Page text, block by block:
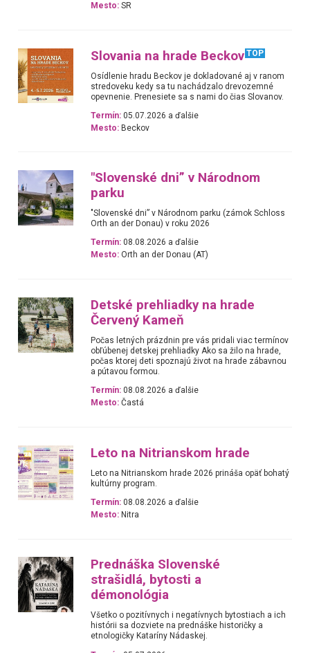
Mesto: SR
Slovania na hrade Beckov TOP
Osídlenie hradu Beckov je dokladované aj v ranom
stredoveku kedy sa tu nachádzalo drevozemné
opevnenie. Prenesiete sa s nami do čias Slovanov.
Termín: 05.07.2026 a ďalšie
Mesto: Beckov
"Slovenské dni” v Národnom
parku
"Slovenské dni” v Národnom parku (zámok Schloss
Orth an der Donau) v roku 2026
Termín: 08.08.2026 a ďalšie
Mesto: Orth an der Donau (AT)
Detské prehliadky na hrade
Červený Kameň
Počas letných prázdnin pre vás pridali viac termínov
obľúbenej detskej prehliadky Ako sa žilo na hrade,
počas ktorej deti spoznajú život na hrade zábavnou
a pútavou formou.
Termín: 08.08.2026 a ďalšie
Mesto: Častá
Leto na Nitrianskom hrade
Leto na Nitrianskom hrade 2026 prináša opäť bohatý
kultúrny program.
Termín: 08.08.2026 a ďalšie
Mesto: Nitra
Prednáška Slovenské
strašidlá, bytosti a
démonológia
Všetko o pozitívnych i negatívnych bytostiach a ich
histórii sa dozviete na prednáške historičky a
etnologičky Kataríny Nádaskej.